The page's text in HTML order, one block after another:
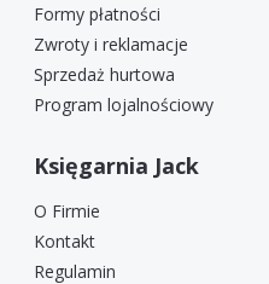
Formy płatności
Zwroty i reklamacje
Sprzedaż hurtowa
Program lojalnościowy
Księgarnia Jack
O Firmie
Kontakt
Regulamin